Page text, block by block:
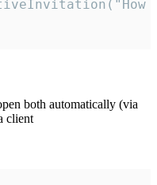
both automatically (via
client